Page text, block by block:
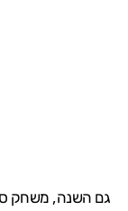
גם השנה, משחק